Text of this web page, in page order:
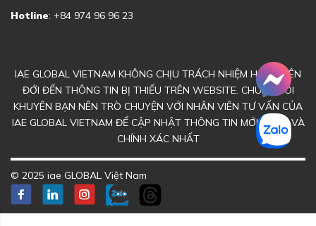
Hotline: +84 974 96 96 23
IAE GLOBAL VIETNAM KHÔNG CHỊU TRÁCH NHIỆM HOẶC LIÊN
ĐỚI ĐẾN THÔNG TIN BỊ THIẾU TRÊN WEBSITE. CHÚNG TÔI
KHUYÊN BẠN NÊN TRÒ CHUYỆN VỚI NHÂN VIÊN TƯ VẤN CỦA
IAE GLOBAL VIETNAM ĐỂ CẬP NHẬT THÔNG TIN MỚI NHẤT VÀ
CHÍNH XÁC NHẤT
© 2025 iae GLOBAL Việt Nam